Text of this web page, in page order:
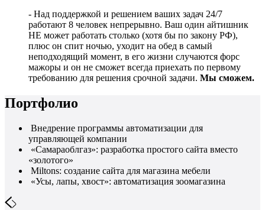
- Над поддержкой и решением ваших задач 24/7
работают 8 человек непрерывно. Ваш один айтишник
НЕ может работать столько (хотя бы по закону РФ),
плюс он спит ночью, уходит на обед в самый
неподходящий момент, в его жизни случаются форс
мажоры и он не сможет всегда приехать по первому
требованию для решения срочной задачи. Мы сможем.
Портфолио
Внедрение программы автоматизации для
управляющей компании
«Самараоблгаз»: разработка простого сайта вместо
«золотого»
Miltons: создание сайта для магазина мебели
«Усы, лапы, хвост»: автоматизация зоомагазина